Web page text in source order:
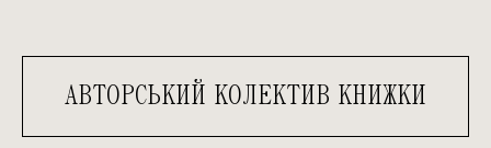
АВТОРСЬКИЙ КОЛЕКТИВ КНИЖКИ